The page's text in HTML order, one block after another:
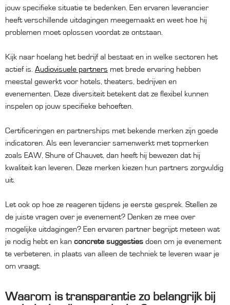
jouw specifieke situatie te bedenken. Een ervaren leverancier
heeft verschillende uitdagingen meegemaakt en weet hoe hij
problemen moet oplossen voordat ze ontstaan.
Kijk naar hoelang het bedrijf al bestaat en in welke sectoren het
actief is. Audiovisuele partners met brede ervaring hebben
meestal gewerkt voor hotels, theaters, bedrijven en
evenementen. Deze diversiteit betekent dat ze flexibel kunnen
inspelen op jouw specifieke behoeften.
Certificeringen en partnerships met bekende merken zijn goede
indicatoren. Als een leverancier samenwerkt met topmerken
zoals EAW, Shure of Chauvet, dan heeft hij bewezen dat hij
kwaliteit kan leveren. Deze merken kiezen hun partners zorgvuldig
uit.
Let ook op hoe ze reageren tijdens je eerste gesprek. Stellen ze
de juiste vragen over je evenement? Denken ze mee over
mogelijke uitdagingen? Een ervaren partner begrijpt meteen wat
je nodig hebt en kan concrete suggesties doen om je evenement
te verbeteren, in plaats van alleen de techniek te leveren waar je
om vraagt.
Waarom is transparantie zo belangrijk bij